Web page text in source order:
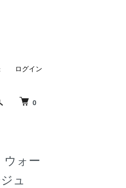
0
ログイン
ウォー
ジュ